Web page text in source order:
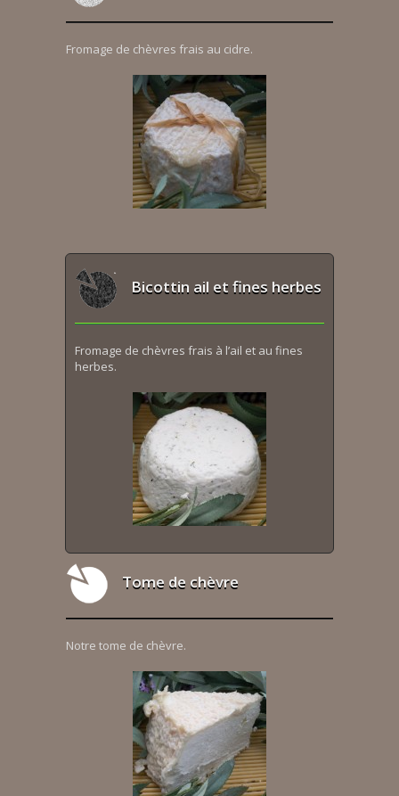
Fromage de chèvres frais au cidre.
Bicottin ail et fines herbes
Fromage de chèvres frais à l’ail et au fines
herbes.
Tome de chèvre
Notre tome de chèvre.